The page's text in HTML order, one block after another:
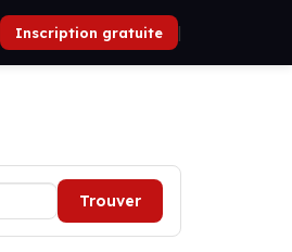
Inscription gratuite |
Trouver